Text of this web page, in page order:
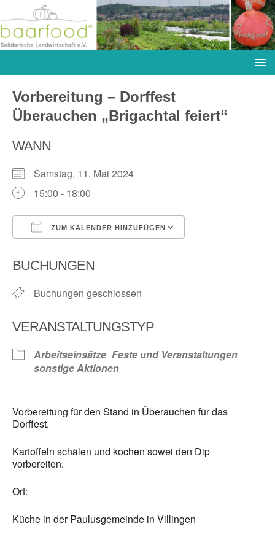
Vorbereitung – Dorffest
Überauchen „Brigachtal feiert“
WANN
Samstag, 11. Mai 2024
15:00 - 18:00
ZUM KALENDER HINZUFÜGEN
BUCHUNGEN
Buchungen geschlossen
VERANSTALTUNGSTYP
Arbeitseinsätze Feste und Veranstaltungen
sonstige Aktionen
Vorbereitung für den Stand in Überauchen für das
Dorffest.
Kartoffeln schälen und kochen sowei den Dip
vorbereiten.
Ort:
Küche in der Paulusgemeinde in Villingen